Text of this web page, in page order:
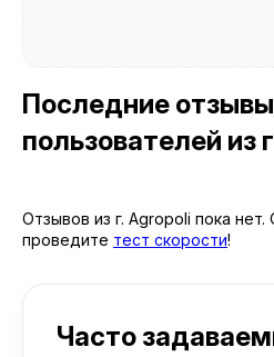
Последние отзывы
пользователей из
Отзывов из г. Agropoli пока нет.
проведите тест скорости!
Часто